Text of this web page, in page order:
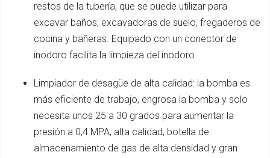
restos de la tubería, que se puede utilizar para
excavar baños, excavadoras de suelo, fregaderos de
cocina y bañeras. Equipado con un conector de
inodoro facilita la limpieza del inodoro.
Limpiador de desagüe de alta calidad: la bomba es
más eficiente de trabajo, engrosa la bomba y solo
necesita unos 25 a 30 grados para aumentar la
presión a 0,4 MPA, alta calidad, botella de
almacenamiento de gas de alta densidad y gran